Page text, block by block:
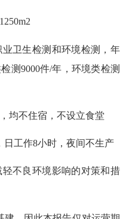
卫生检测和环境检测，年
测9000件/年，环境类检测
均不住宿，不设立食堂
日工作8小时，夜间不生产
不良环境影响的对策和措